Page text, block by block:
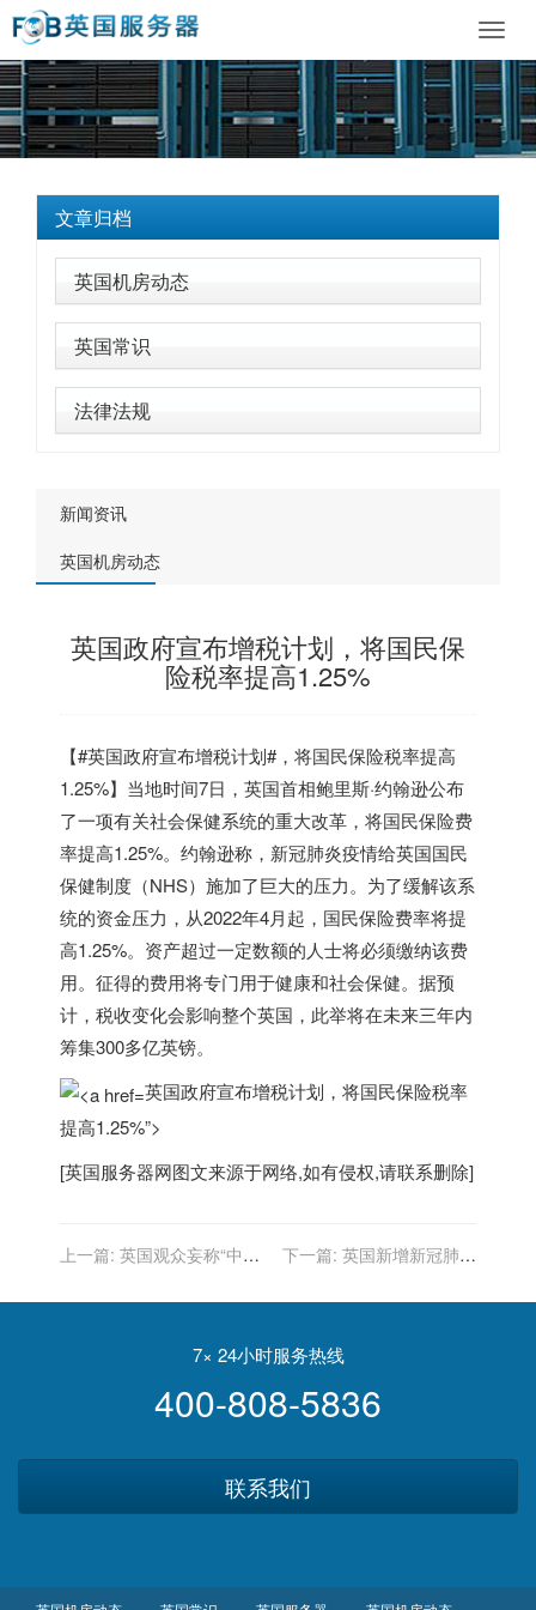
文章归档
英国机房动态
英国常识
法律法规
新闻资讯
英国机房动态
英国政府宣布增税计划，将国民保
险税率提高1.25%
【#英国政府宣布增税计划#，将国民保险税率提高
1.25%】当地时间7日， 英国首相鲍里斯·约翰逊公布
了一项有关社会保健系统的重大改革，将国民保险费
率提高1.25%。约翰逊称，新冠肺炎疫情给英国国民
保健制度（NHS）施加了巨大的压力。为了缓解该系
统的资金压力，从2022年4月起，国民保险费率将提
高1.25%。资产超过一定数额的人士将必须缴纳该费
用。征得的费用将专门用于健康和社会保健。据预
计，税收变化会影响整个英国 ，此举将在未来三年内
筹集300多亿英镑。
英国政府宣布增税计划，将国民保险税率
提高1.25%”>
[英国服务器网图文来源于网络,如有侵权,请联系删除]
上一篇: 英国观众妄称“中国
语无伦次
下一篇: 英国新增新冠肺炎
亡病例209例
7× 24小时服务热线
400-808-5836
联系我们